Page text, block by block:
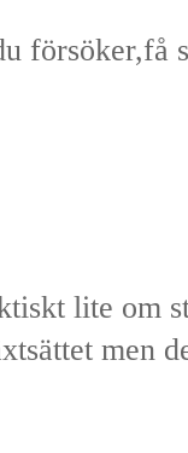
försöker,få
lite om
men